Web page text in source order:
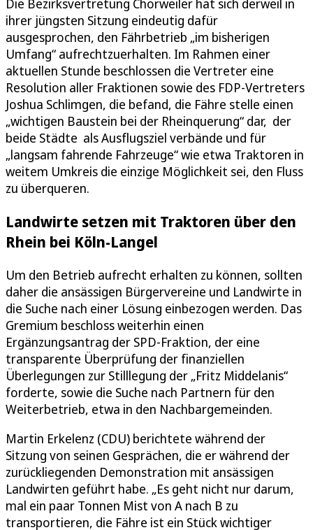
Die Bezirksvertretung Chorweiler hat sich derweil in
ihrer jüngsten Sitzung eindeutig dafür
ausgesprochen, den Fährbetrieb „im bisherigen
Umfang“ aufrechtzuerhalten. Im Rahmen einer
aktuellen Stunde beschlossen die Vertreter eine
Resolution aller Fraktionen sowie des FDP-Vertreters
Joshua Schlimgen, die befand, die Fähre stelle einen
„wichtigen Baustein bei der Rheinquerung“ dar, der
beide Städte als Ausflugsziel verbände und für
„langsam fahrende Fahrzeuge“ wie etwa Traktoren in
weitem Umkreis die einzige Möglichkeit sei, den Fluss
zu überqueren.
Landwirte setzen mit Traktoren über den
Rhein bei Köln-Langel
Um den Betrieb aufrecht erhalten zu können, sollten
daher die ansässigen Bürgervereine und Landwirte in
die Suche nach einer Lösung einbezogen werden. Das
Gremium beschloss weiterhin einen
Ergänzungsantrag der SPD-Fraktion, der eine
transparente Überprüfung der finanziellen
Überlegungen zur Stilllegung der „Fritz Middelanis“
forderte, sowie die Suche nach Partnern für den
Weiterbetrieb, etwa in den Nachbargemeinden.
Martin Erkelenz (CDU) berichtete während der
Sitzung von seinen Gesprächen, die er während der
zurückliegenden Demonstration mit ansässigen
Landwirten geführt habe. „Es geht nicht nur darum,
mal ein paar Tonnen Mist von A nach B zu
transportieren, die Fähre ist ein Stück wichtiger